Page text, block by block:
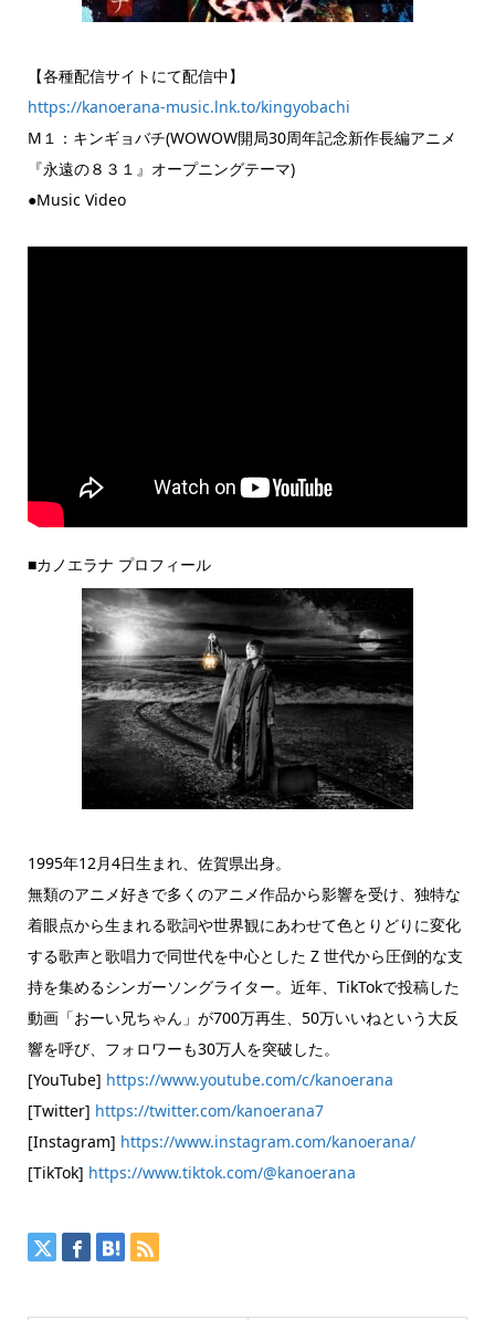
【各種配信サイトにて配信中】
https://kanoerana-music.lnk.to/kingyobachi
M１：キンギョバチ(WOWOW開局30周年記念新作長編アニメ
『永遠の８３１』オープニングテーマ)
●Music Video
■カノエラナ プロフィール
1995年12月4日生まれ、佐賀県出身。
無類のアニメ好きで多くのアニメ作品から影響を受け、独特な
着眼点から生まれる歌詞や世界観にあわせて色とりどりに変化
する歌声と歌唱力で同世代を中心とした Z 世代から圧倒的な支
持を集めるシンガーソングライター。近年、TikTokで投稿した
動画「おーい兄ちゃん」が700万再生、50万いいねという大反
響を呼び、フォロワーも30万人を突破した。
[YouTube] https://www.youtube.com/c/kanoerana
[Twitter] https://twitter.com/kanoerana7
[Instagram] https://www.instagram.com/kanoerana/
[TikTok] https://www.tiktok.com/@kanoerana